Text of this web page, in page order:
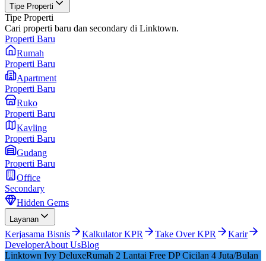
Tipe Properti
Tipe Properti
Cari properti baru dan secondary di Linktown.
Properti Baru
Rumah
Properti Baru
Apartment
Properti Baru
Ruko
Properti Baru
Kavling
Properti Baru
Gudang
Properti Baru
Office
Secondary
Hidden Gems
Layanan
Kerjasama Bisnis Kalkulator KPR Take Over KPR
Karir
DeveloperAbout UsBlog
Linktown Ivy DeluxeRumah 2 Lantai Free DP Cicilan 4 Juta/Bulan